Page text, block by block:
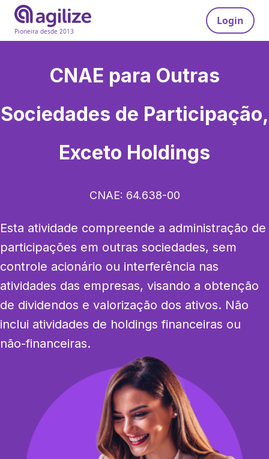
Pioneira desde 2013
Login
CNAE para Outras
Sociedades de Participação,
Exceto Holdings
CNAE: 64.638-00
Esta atividade compreende a administração de
participações em outras sociedades, sem
controle acionário ou interferência nas
atividades das empresas, visando a obtenção
de dividendos e valorização dos ativos. Não
inclui atividades de holdings financeiras ou
não-financeiras.